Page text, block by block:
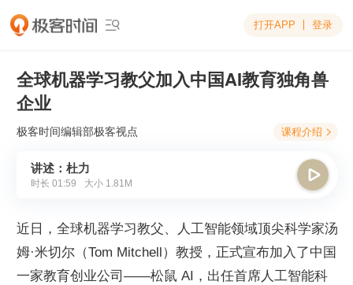
 打开APP 登录
全球机器学习教父加入中国AI教育独角兽
企业
极客时间编辑部极客视点 课程介绍 
讲述：杜力
时长 01:59 大小 1.81M

近日，全球机器学习教父、人工智能领域顶尖科学家汤
姆·米切尔（Tom Mitchell）教授，正式宣布加入了中国
一家教育创业公司——松鼠 AI，出任首席人工智能科